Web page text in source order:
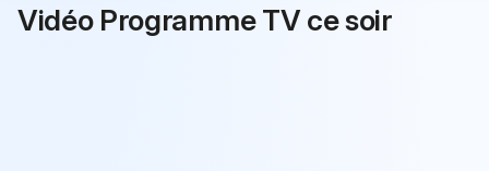
Vidéo Programme TV ce soir